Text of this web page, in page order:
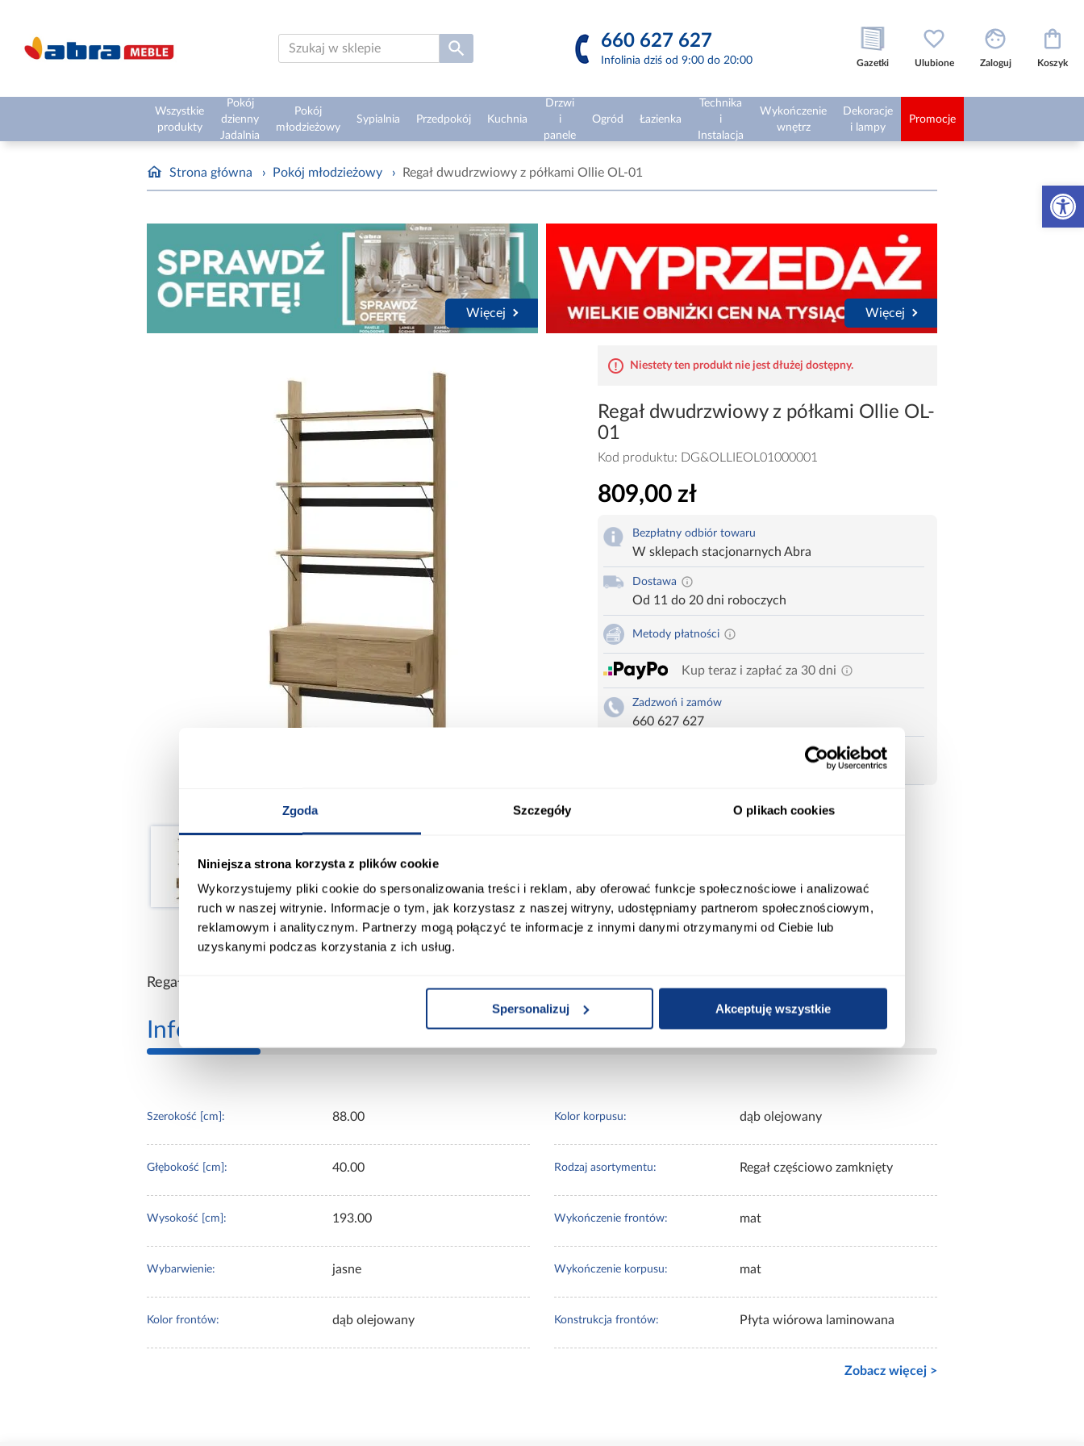
Zgoda Szczegóły O plikach cookies
Niniejsza strona korzysta z plików cookie
Wykorzystujemy pliki cookie do spersonalizowania treści i reklam, aby oferować funkcje społecznościowe i analizować
ruch w naszej witrynie. Informacje o tym, jak korzystasz z naszej witryny, udostępniamy partnerom społecznościowym,
reklamowym i analitycznym. Partnerzy mogą połączyć te informacje z innymi danymi otrzymanymi od Ciebie lub
uzyskanymi podczas korzystania z ich usług.
Spersonalizuj Akceptuję wszystkie
Otwórz
660 627 627
Infolinia dziś od 9:00 do 20:00 Gazetki Ulubione Zaloguj Koszyk
Wszystkie
produkty
Pokój
dzienny
Jadalnia
Pokój
młodzieżowy
Sypialnia Przedpokój Kuchnia
Drzwi
i
panele
Ogród Łazienka
Technika
i
Instalacja
Wykończenie
wnętrz
Dekoracje
i lampy
Promocje
Strona główna › Pokój młodzieżowy › Regał dwudrzwiowy z półkami Ollie OL-01
Więcej Więcej
Niestety ten produkt nie jest dłużej dostępny.
Regał dwudrzwiowy z półkami Ollie OL-
01
Kod produktu: DG&OLLIEOL01000001
809,00 zł
Bezpłatny odbiór towaru
W sklepach stacjonarnych Abra
Dostawa
Od 11 do 20 dni roboczych
Metody płatności
Kup teraz i zapłać za 30 dni
Zadzwoń i zamów
660 627 627
Regał dwudrzwiowy z półkami Ollie OL-01.
Informacje Informacje o produkcie
Szerokość [cm]: 88.00
Głębokość [cm]: 40.00
Wysokość [cm]: 193.00
Wybarwienie: jasne
Kolor frontów: dąb olejowany
Kolor korpusu: dąb olejowany
Rodzaj asortymentu: Regał częściowo zamknięty
Wykończenie frontów: mat
Wykończenie korpusu: mat
Konstrukcja frontów: Płyta wiórowa laminowana
Zobacz więcej >